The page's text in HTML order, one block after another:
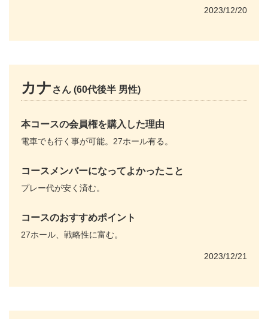
2023/12/20
カナ さん (60代後半 男性)
本コースの会員権を購入した理由
電車でも行く事が可能。27ホール有る。
コースメンバーになってよかったこと
プレー代が安く済む。
コースのおすすめポイント
27ホール、戦略性に富む。
2023/12/21